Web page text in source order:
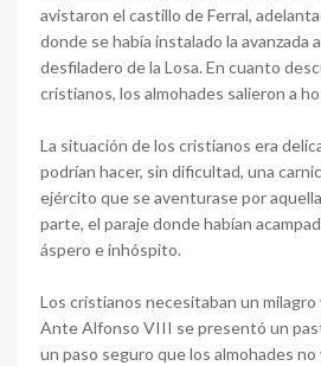
avistaron el castillo de Ferral,
donde se había instalado la avanzada
desfiladero de la Losa. En cuanto
cristianos, los almohades salieron a
La situación de los cristianos era
podrían hacer, sin dificultad, una
ejército que se aventurase por
parte, el paraje donde habían
áspero e inhóspito.
Los cristianos necesitaban un milagro
Ante Alfonso VIII se presentó un
un paso seguro que los almohades no